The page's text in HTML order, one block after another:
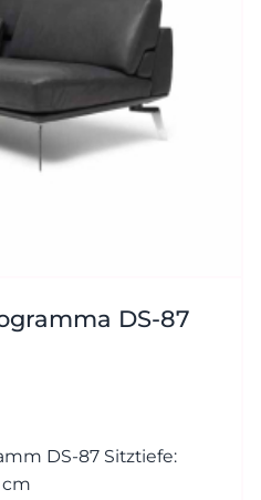
DS-87
87 Sitztiefe:
cm